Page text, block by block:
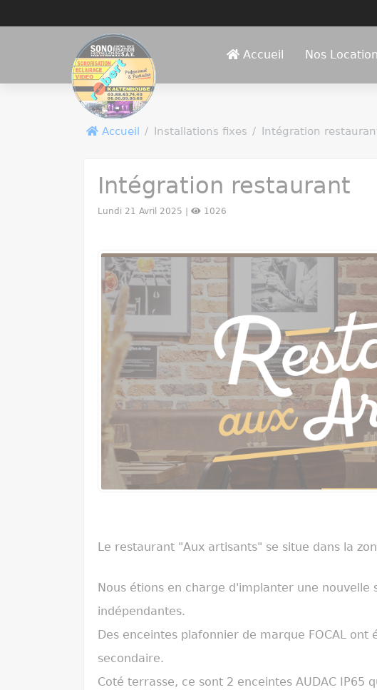
Accueil Nos
Accueil Installations fixes Intégration
Intégration restaurant
Lundi 21 Avril 2025 | 1026
Le restaurant "Aux artisants" se situe dans la
Nous étions en charge d'implanter une nouvelle
indépendantes.
Des enceintes plafonnier de marque FOCAL
secondaire.
Coté terrasse, ce sont 2 enceintes AUDAC IP65